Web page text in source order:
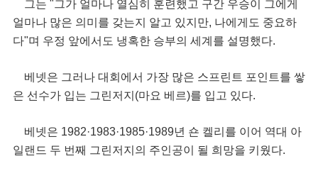
그는 "그가 얼마나 열심히 훈련했고 구간 우승이 그에게
얼마나 많은 의미를 갖는지 알고 있지만, 나에게도 중요하
다"며 우정 앞에서도 냉혹한 승부의 세계를 설명했다.
베넷은 그러나 대회에서 가장 많은 스프린트 포인트를 쌓
은 선수가 입는 그린저지(마요 베르)를 입고 있다.
베넷은 1982·1983·1985·1989년 숀 켈리를 이어 역대 아
일랜드 두 번째 그린저지의 주인공이 될 희망을 키웠다.